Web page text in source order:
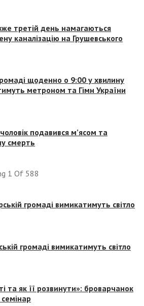
третій день намагаються
каналізацію на Грушевського
щоденно о 9:00 у хвилину
метроном та Гімн України
подавився м’ясом та
смерть
1 Of 588
громаді вимикатимуть світло
громаді вимикатимуть світло
та як її розвинути»: броварчанок